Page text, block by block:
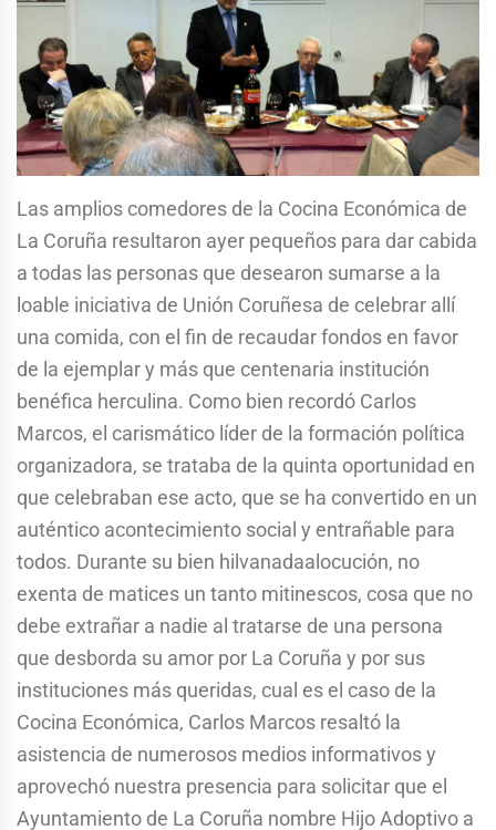
Las amplios comedores de la Cocina Económica de
La Coruña resultaron ayer pequeños para dar cabida
a todas las personas que desearon sumarse a la
loable iniciativa de Unión Coruñesa de celebrar allí
una comida, con el fin de recaudar fondos en favor
de la ejemplar y más que centenaria institución
benéfica herculina. Como bien recordó Carlos
Marcos, el carismático líder de la formación política
organizadora, se trataba de la quinta oportunidad en
que celebraban ese acto, que se ha convertido en un
auténtico acontecimiento social y entrañable para
todos. Durante su bien hilvanadaalocución, no
exenta de matices un tanto mitinescos, cosa que no
debe extrañar a nadie al tratarse de una persona
que desborda su amor por La Coruña y por sus
instituciones más queridas, cual es el caso de la
Cocina Económica, Carlos Marcos resaltó la
asistencia de numerosos medios informativos y
aprovechó nuestra presencia para solicitar que el
Ayuntamiento de La Coruña nombre Hijo Adoptivo a